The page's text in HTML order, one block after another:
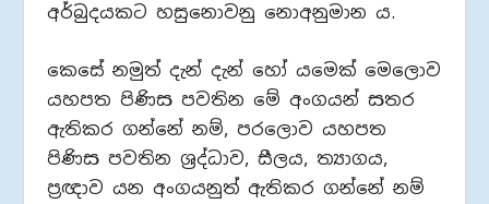
අර්බුදයකට හසුනොවනු නොඅනුමාන ය.
කෙසේ නමුත් දැන් දැන් හෝ යමෙක් මෙලොව
යහපත පිණිස පවතින මේ අංගයන් සතර
ඇතිකර ගන්නේ නම්, පරලොව යහපත
පිණිස පවතින ශ්‍රද්ධාව, සීලය, ත්‍යාගය,
ප්‍රඥාව යන අංගයනුත් ඇතිකර ගන්නේ නම්